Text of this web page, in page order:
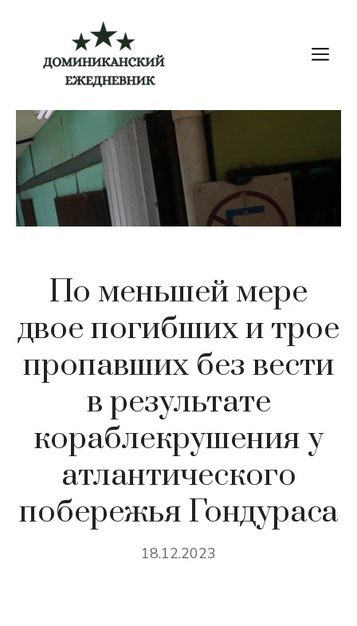
содержимому
По меньшей мере
двое погибших и трое
пропавших без вести
в результате
кораблекрушения у
атлантического
побережья Гондураса
18.12.2023